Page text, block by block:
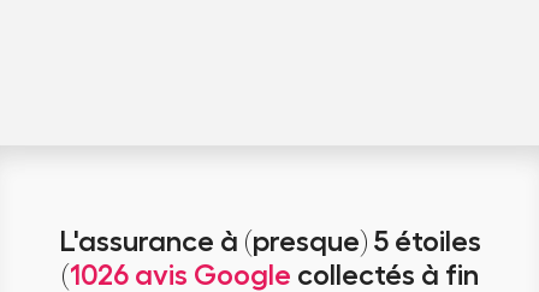
L'assurance à (presque) 5 étoiles
(1026 avis Google collectés à fin